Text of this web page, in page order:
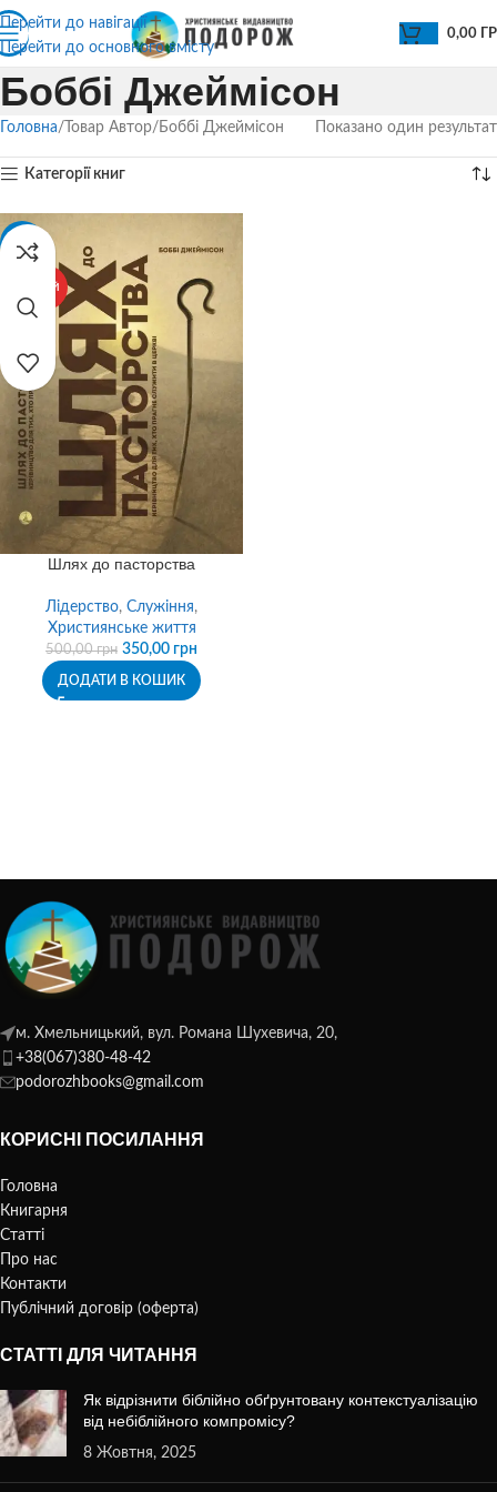
Перейти до навігації
Перейти до основного вмісту
0,00
Боббі Джеймісон
Головна Товар Автор Боббі Джеймісон Показано один результат
Категорії книг
-30%
ГАРЯЧИЙ
Шлях до пасторства
Лідерство, Служіння,
Християнське життя
500,00грн 350,00 грн
ДОДАТИ В КОШИК
м. Хмельницький, вул. Романа Шухевича, 20,
+38(067)380-48-42
podorozhbooks@gmail.com
КОРИСНІ ПОСИЛАННЯ
Головна
Книгарня
Статті
Про нас
Контакти
Публічний договір (оферта)
СТАТТІ ДЛЯ ЧИТАННЯ
Як відрізнити біблійно обґрунтовану контекстуалізацію
від небіблійного компромісу?
8 Жовтня, 2025